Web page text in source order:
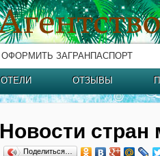
ОФОРМИТЬ ЗАГРАНПАСПОРТ
ОТЕЛИ ОТЗЫВЫ
Новости стран
Поделиться…